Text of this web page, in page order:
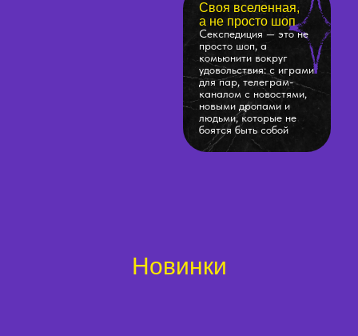
Своя вселенная,
а не просто шоп
Секспедиция — это не
просто шоп, а
комьюнити вокруг
удовольствия: с играми
для пар, телеграм-
каналом с новостями,
новыми дропами и
людьми, которые не
боятся быть собой
Новинки